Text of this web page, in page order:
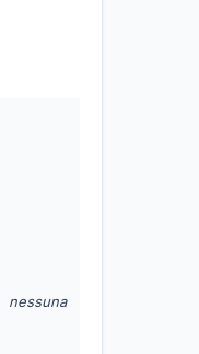
nessuna